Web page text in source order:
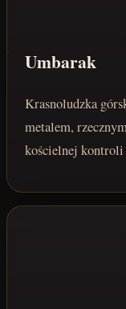
Umbarak
Krasnoludzka
metalem,
kościelnej